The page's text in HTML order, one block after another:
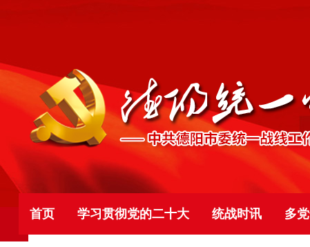
首页 学习贯彻党的二十大 统战时讯 多